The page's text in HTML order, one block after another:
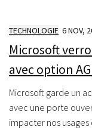
TECHNOLOGIE 6 NOV,
Microsoft
avec option
Microsoft garde un
avec une porte
impacter nos